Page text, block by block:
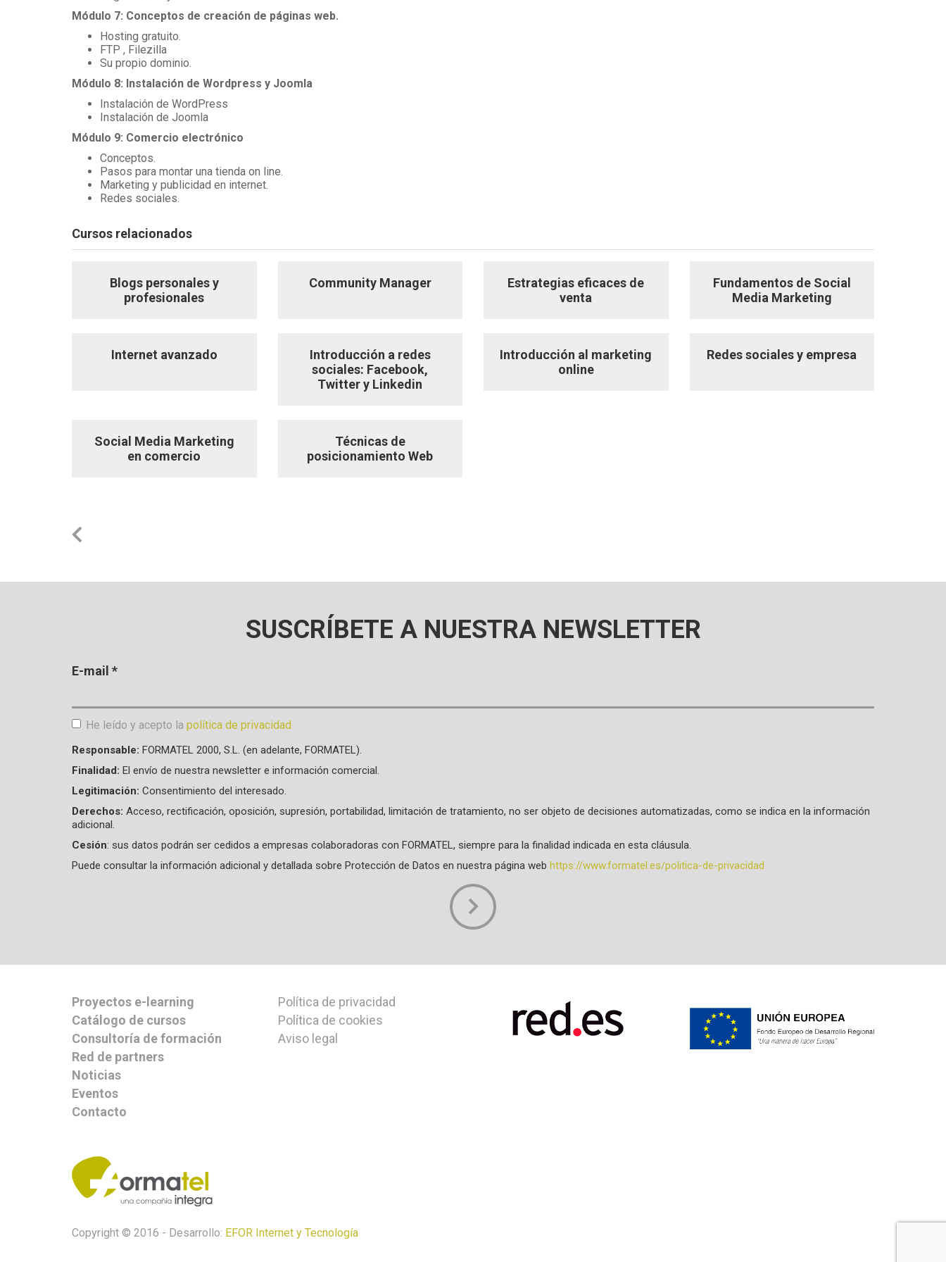
Módulo 7: Conceptos de creación de páginas web.
Hosting gratuito.
FTP , Filezilla
Su propio dominio.
Módulo 8: Instalación de Wordpress y Joomla
Instalación de WordPress
Instalación de Joomla
Módulo 9: Comercio electrónico
Conceptos.
Pasos para montar una tienda on line.
Marketing y publicidad en internet.
Redes sociales.
Cursos relacionados
Blogs personales y
profesionales
Community Manager
Estrategias eficaces de
venta
Fundamentos de Social
Media Marketing
Internet avanzado
Introducción a redes
sociales: Facebook,
Twitter y Linkedin
Introducción al marketing
online
Redes sociales y empresa
Social Media Marketing
en comercio
Técnicas de
posicionamiento Web
SUSCRÍBETE A NUESTRA NEWSLETTER
E-mail *
He leído y acepto la política de privacidad
Aceptación de condiciones
Responsable: FORMATEL 2000, S.L. (en adelante, FORMATEL).
Finalidad: El envío de nuestra newsletter e información comercial.
Legitimación: Consentimiento del interesado.
Derechos: Acceso, rectificación, oposición, supresión, portabilidad, limitación de tratamiento, no ser objeto de decisiones automatizadas, como se indica en la información
adicional.
Cesión: sus datos podrán ser cedidos a empresas colaboradoras con FORMATEL, siempre para la finalidad indicada en esta cláusula.
Puede consultar la información adicional y detallada sobre Protección de Datos en nuestra página web https://www.formatel.es/politica-de-privacidad
Proyectos e-learning
Catálogo de cursos
Consultoría de formación
Red de partners
Noticias
Eventos
Contacto
Política de privacidad
Política de cookies
Aviso legal
Copyright © 2016 - Desarrollo: EFOR Internet y Tecnología